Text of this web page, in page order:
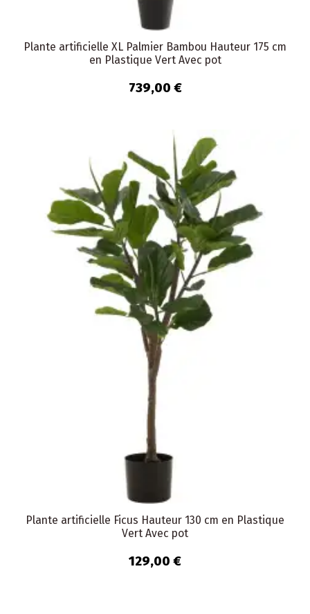
Plante artificielle XL Palmier Bambou Hauteur 175 cm
en Plastique Vert Avec pot
739,00 €
Plante artificielle Ficus Hauteur 130 cm en Plastique
Vert Avec pot
129,00 €